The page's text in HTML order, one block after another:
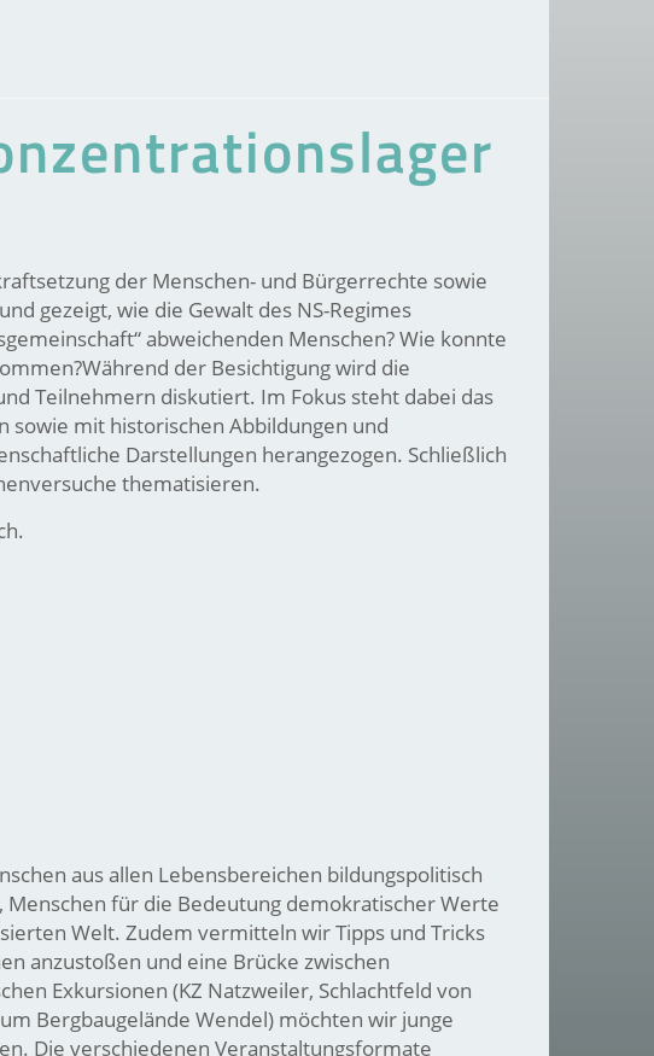
der Menschen- und Bürgerrechte sowie
gezeigt, wie die Gewalt des NS-Regimes
abweichenden Menschen? Wie konnte
der Besichtigung wird die
Teilnehmern diskutiert. Im Fokus steht dabei das
sowie mit historischen Abbildungen und
Darstellungen herangezogen. Schließlich
thematisieren.
aus allen Lebensbereichen bildungspolitisch
für die Bedeutung demokratischer Werte
Welt. Zudem vermitteln wir Tipps und Tricks
anzustoßen und eine Brücke zwischen
Exkursionen (KZ Natzweiler, Schlachtfeld von
Bergbaugelände Wendel) möchten wir junge
Die verschiedenen Veranstaltungsformate